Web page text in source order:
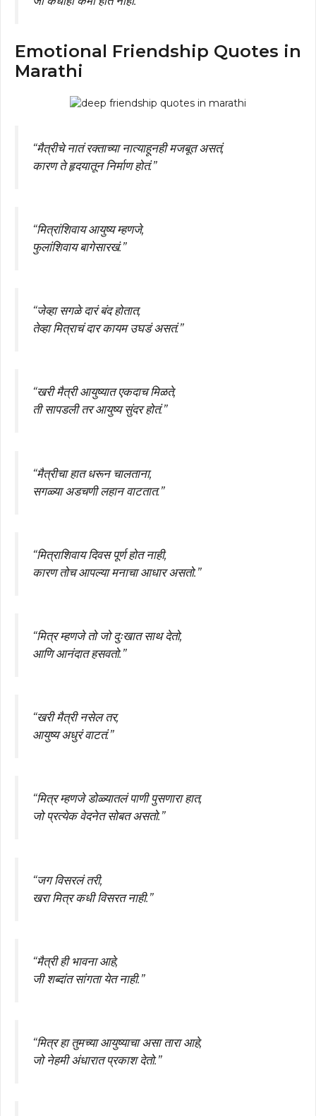
Emotional Friendship Quotes in
Marathi
“मैत्रीचे नातं रक्ताच्या नात्याहूनही मजबूत असतं,
कारण ते हृदयातून निर्माण होतं.”
“मित्रांशिवाय आयुष्य म्हणजे,
फुलांशिवाय बागेसारखं.”
“जेव्हा सगळे दारं बंद होतात,
तेव्हा मित्राचं दार कायम उघडं असतं.”
“खरी मैत्री आयुष्यात एकदाच मिळते,
ती सापडली तर आयुष्य सुंदर होतं.”
“मैत्रीचा हात धरून चालताना,
सगळ्या अडचणी लहान वाटतात.”
“मित्राशिवाय दिवस पूर्ण होत नाही,
कारण तोच आपल्या मनाचा आधार असतो.”
“मित्र म्हणजे तो जो दुःखात साथ देतो,
आणि आनंदात हसवतो.”
“खरी मैत्री नसेल तर,
आयुष्य अधुरं वाटतं.”
“मित्र म्हणजे डोळ्यातलं पाणी पुसणारा हात,
जो प्रत्येक वेदनेत सोबत असतो.”
“जग विसरलं तरी,
खरा मित्र कधी विसरत नाही.”
“मैत्री ही भावना आहे,
जी शब्दांत सांगता येत नाही.”
“मित्र हा तुमच्या आयुष्याचा असा तारा आहे,
जो नेहमी अंधारात प्रकाश देतो.”